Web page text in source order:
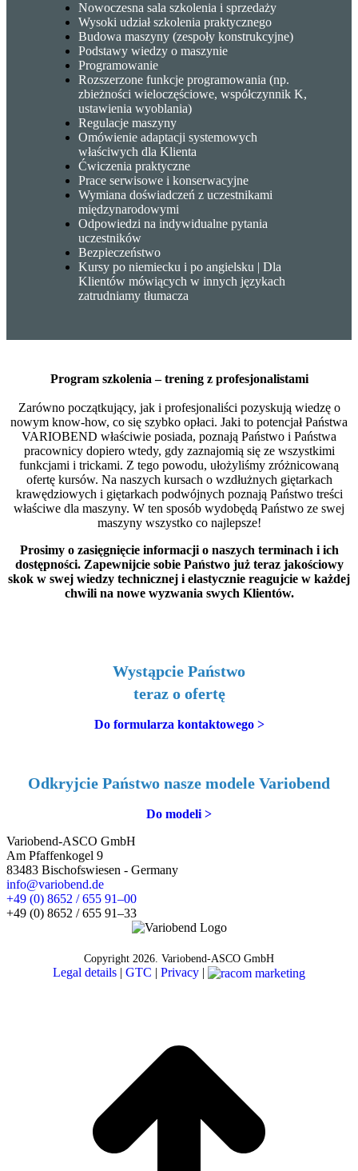
Nowoczesna sala szkolenia i sprzedaży
Wysoki udział szkolenia praktycznego
Budowa maszyny (zespoły konstrukcyjne)
Podstawy wiedzy o maszynie
Programowanie
Rozszerzone funkcje programowania (np.
zbieżności wieloczęściowe, współczynnik K,
ustawienia wyoblania)
Regulacje maszyny
Omówienie adaptacji systemowych
właściwych dla Klienta
Ćwiczenia praktyczne
Prace serwisowe i konserwacyjne
Wymiana doświadczeń z uczestnikami
międzynarodowymi
Odpowiedzi na indywidualne pytania
uczestników
Bezpieczeństwo
Kursy po niemiecku i po angielsku | Dla
Klientów mówiących w innych językach
zatrudniamy tłumacza
Program szkolenia – trening z profesjonalistami
Zarówno początkujący, jak i profesjonaliści pozyskują wiedzę o
nowym know-how, co się szybko opłaci. Jaki to potencjał Państwa
VARIOBEND właściwie posiada, poznają Państwo i Państwa
pracownicy dopiero wtedy, gdy zaznajomią się ze wszystkimi
funkcjami i trickami. Z tego powodu, ułożyliśmy zróżnicowaną
ofertę kursów. Na naszych kursach o wzdłużnych giętarkach
krawędziowych i giętarkach podwójnych poznają Państwo treści
właściwe dla maszyny. W ten sposób wydobędą Państwo ze swej
maszyny wszystko co najlepsze!
Prosimy o zasięgnięcie informacji o naszych terminach i ich
dostępności. Zapewnijcie sobie Państwo już teraz jakościowy
skok w swej wiedzy technicznej i elastycznie reagujcie w każdej
chwili na nowe wyzwania swych Klientów.
Wystąpcie Państwo
teraz o ofertę
Do formularza kontaktowego >
Odkryjcie Państwo nasze modele Variobend
Do modeli >
Variobend-ASCO GmbH
Am Pfaffenkogel 9
83483 Bischofswiesen - Germany
info@variobend.de
+49 (0) 8652 / 655 91–00
+49 (0) 8652 / 655 91–33
Copyright 2026. Variobend-ASCO GmbH
Legal details | GTC | Privacy |